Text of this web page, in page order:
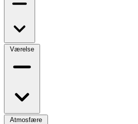
Værelse
Atmosfære